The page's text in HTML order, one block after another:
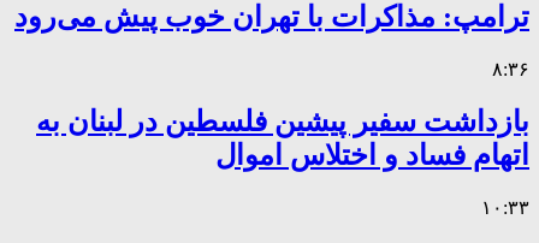
ترامپ: مذاکرات با تهران خوب پیش می‌رود
۸:۳۶
بازداشت سفیر پیشین فلسطین در لبنان به
اتهام فساد و اختلاس اموال
۱۰:۳۳